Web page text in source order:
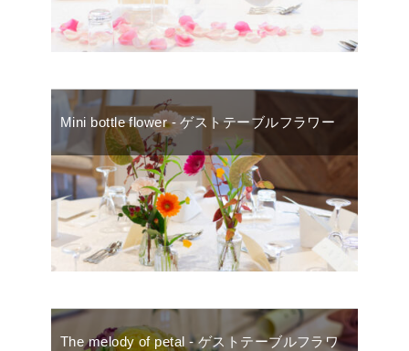
Mini bottle flower - ゲストテーブルフラワー
The melody of petal - ゲストテーブルフラワ